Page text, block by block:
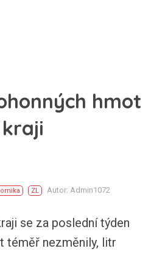
hmot
ZL Autor: Admin1072
se za poslední týden
téměř nezměnily, litr